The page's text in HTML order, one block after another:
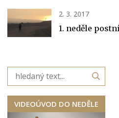
2. 3. 2017
1. neděle
VIDEOÚVOD DO NEDĚLE